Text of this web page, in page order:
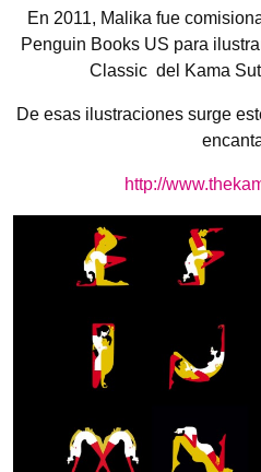
En 2011, Malika fue
Penguin Books US para
Classic del Kama
De esas ilustraciones surge
http://